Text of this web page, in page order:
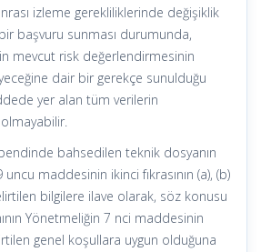
izleme gerekliliklerinde değişiklik
başvuru sunması durumunda,
mevcut risk değerlendirmesinin
dair bir gerekçe sunulduğu
yer alan tüm verilerin
bendinde bahsedilen teknik dosyanın
maddesinin ikinci fıkrasının (a), (b)
bilgilere ilave olarak, söz konusu
Yönetmeliğin 7 nci maddesinin
genel koşullara uygun olduğuna